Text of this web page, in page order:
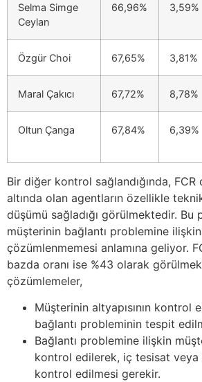
Selma Simge
Ceylan
66,96% 3,59%
Özgür Choi 67,65% 3,81%
Maral Çakıcı 67,72% 8,78%
Oltun Çanga 67,84% 6,39%
Bir diğer kontrol sağlandığında, FCR
altında olan agentların özellikle
düşümü sağladığı görülmektedir. Bu
müşterinin bağlantı problemine
çözümlenmemesi anlamına geliyor.
bazda oranı ise %43 olarak
çözümlemeler,
Müşterinin altyapısının kontrol
bağlantı probleminin tespit
Bağlantı problemine ilişkin
kontrol edilerek, iç tesisat veya
kontrol edilmesi gerekir.